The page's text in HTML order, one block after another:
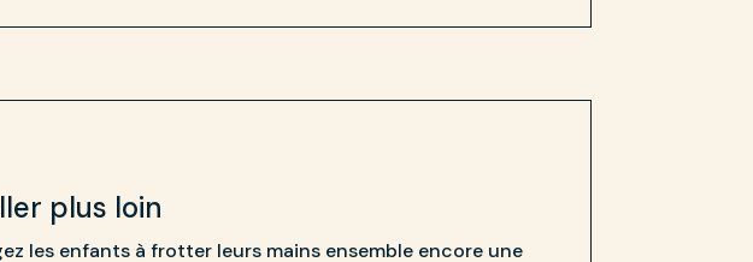
plus loin
les enfants à frotter leurs mains ensemble encore une